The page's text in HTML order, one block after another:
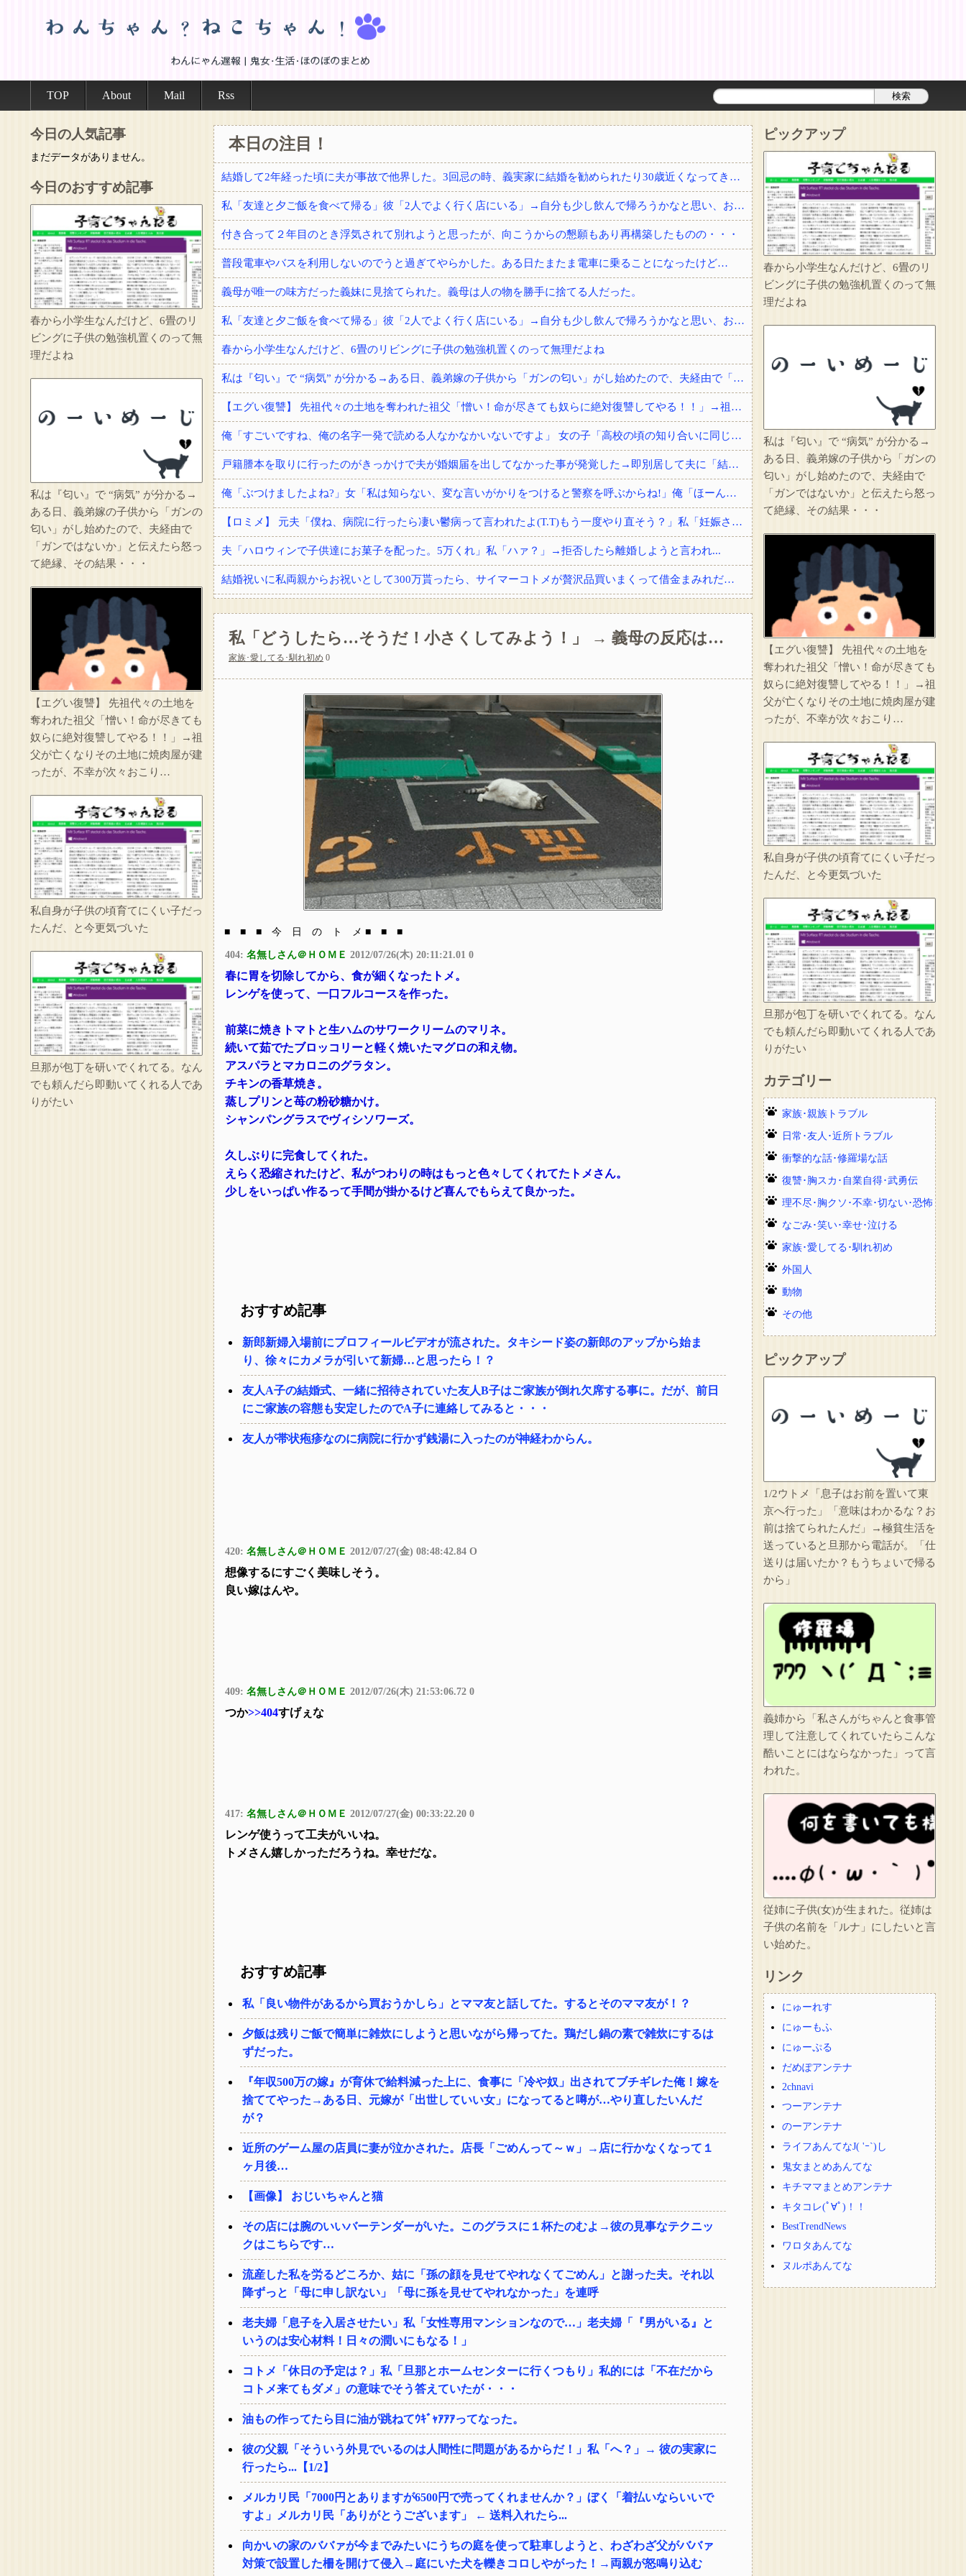
TOP About Mail Rss
今日の人気記事
まだデータがありません。
今日のおすすめ記事
春から小学生なんだけど、6畳のリ
ビングに子供の勉強机置くのって無
理だよね
私は『匂い』で “病気” が分かる→
ある日、義弟嫁の子供から「ガンの
匂い」がし始めたので、夫経由で
「ガンではないか」と伝えたら怒っ
て絶縁、その結果・・・
【エグい復讐】 先祖代々の土地を
奪われた祖父「憎い！命が尽きても
奴らに絶対復讐してやる！！」→祖
父が亡くなりその土地に焼肉屋が建
ったが、不幸が次々おこり…
私自身が子供の頃育てにくい子だっ
たんだ、と今更気づいた
旦那が包丁を研いでくれてる。なん
でも頼んだら即動いてくれる人であ
りがたい
本日の注目！
結婚して2年経った頃に夫が事故で他界した。3回忌の時、義実家に結婚を勧められたり30歳近くなってきて、このままでいいのかなとぼんやり思っていると・・・？
私「友達と夕ご飯を食べて帰る」彼「2人でよく行く店にいる」→自分も少し飲んで帰ろうかなと思い、お店に顔を出したら・・・
付き合って２年目のとき浮気されて別れようと思ったが、向こうからの懇願もあり再構築したものの・・・
普段電車やバスを利用しないのでうと過ぎてやらかした。ある日たまたま電車に乗ることになったけど…
義母が唯一の味方だった義妹に見捨てられた。義母は人の物を勝手に捨てる人だった。
私「友達と夕ご飯を食べて帰る」彼「2人でよく行く店にいる」→自分も少し飲んで帰ろうかなと思い、お店に顔を出したら・・・
春から小学生なんだけど、6畳のリビングに子供の勉強机置くのって無理だよね
私は『匂い』で “病気” が分かる→ある日、義弟嫁の子供から「ガンの匂い」がし始めたので、夫経由で「ガンではないか」と伝えたら怒って絶縁、その結果・・・
【エグい復讐】 先祖代々の土地を奪われた祖父「憎い！命が尽きても奴らに絶対復讐してやる！！」→祖父が亡くなりその土地に焼肉屋が建ったが、不幸が次々おこり…
俺「すごいですね、俺の名字一発で読める人なかなかいないですよ」 女の子「高校の頃の知り合いに同じ名字の人が居まして」
戸籍謄本を取りに行ったのがきっかけで夫が婚姻届を出してなかった事が発覚した→即別居して夫に「結婚詐欺だから訴える！」と伝えたら信じられない...
俺「ぶつけましたよね?」女「私は知らない、変な言いがかりをつけると警察を呼ぶからね!」俺「ほーん」→スーパーの駐車場で当て逃げされた！警察に...
【ロミメ】 元夫「僕ね、病院に行ったら凄い鬱病って言われたよ(T.T)もう一度やり直そう？」私「妊娠させた女子高生はどうなったわけ！？」
夫「ハロウィンで子供達にお菓子を配った。5万くれ」私「ハァ？」→拒否したら離婚しようと言われ...
結婚祝いに私両親からお祝いとして300万貰ったら、サイマーコトメが贅沢品買いまくって借金まみれだから貸してと言ってきた。
手術を受けてドナーから内臓の一つをもらった。すると術後不思議な現象が…家族「気のせいよ」
私の母親はおにぎりは素手で握ってた
ベテラン看護師が若い看護師への指導の仕方で上司に注意されてるのを聞いてしまった
託児ママ「暇でしょー？置いといてくれるだけでいいからー」私（置いとくだけ？）→イラっとしたので…
私「どうしたら…そうだ！小さくしてみよう！」 → 義母の反応は…
家族･愛してる･馴れ初め 0
■ ■ ■ 今 日 の ト メ ■ ■ ■
404: 名無しさん＠ＨＯＭＥ 2012/07/26(木) 20:11:21.01 0
春に胃を切除してから、食が細くなったトメ。
レンゲを使って、一口フルコースを作った。
前菜に焼きトマトと生ハムのサワークリームのマリネ。
続いて茹でたブロッコリーと軽く焼いたマグロの和え物。
アスパラとマカロニのグラタン。
チキンの香草焼き。
蒸しプリンと苺の粉砂糖かけ。
シャンパングラスでヴィシソワーズ。
久しぶりに完食してくれた。
えらく恐縮されたけど、私がつわりの時はもっと色々してくれてたトメさん。
少しをいっぱい作るって手間が掛かるけど喜んでもらえて良かった。
おすすめ記事
新郎新婦入場前にプロフィールビデオが流された。タキシード姿の新郎のアップから始ま
り、徐々にカメラが引いて新婦…と思ったら！？
友人A子の結婚式、一緒に招待されていた友人B子はご家族が倒れ欠席する事に。だが、前日
にご家族の容態も安定したのでA子に連絡してみると・・・
友人が帯状疱疹なのに病院に行かず銭湯に入ったのが神経わからん。
420: 名無しさん＠ＨＯＭＥ 2012/07/27(金) 08:48:42.84 O
想像するにすごく美味しそう。
良い嫁はんや。
409: 名無しさん＠ＨＯＭＥ 2012/07/26(木) 21:53:06.72 0
つか>>404すげぇな
417: 名無しさん＠ＨＯＭＥ 2012/07/27(金) 00:33:22.20 0
レンゲ使うって工夫がいいね。
トメさん嬉しかっただろうね。幸せだな。
おすすめ記事
私「良い物件があるから買おうかしら」とママ友と話してた。するとそのママ友が！？
夕飯は残りご飯で簡単に雑炊にしようと思いながら帰ってた。鶏だし鍋の素で雑炊にするは
ずだった。
『年収500万の嫁』が育休で給料減った上に、食事に「冷や奴」出されてブチギレた俺！嫁を
捨ててやった→ある日、元嫁が「出世していい女」になってると噂が…やり直したいんだ
が？
近所のゲーム屋の店員に妻が泣かされた。店長「ごめんって～ｗ」→店に行かなくなって１
ヶ月後…
【画像】 おじいちゃんと猫
その店には腕のいいバーテンダーがいた。このグラスに１杯たのむよ→彼の見事なテクニッ
クはこちらです…
流産した私を労るどころか、姑に「孫の顔を見せてやれなくてごめん」と謝った夫。それ以
降ずっと「母に申し訳ない」「母に孫を見せてやれなかった」を連呼
老夫婦「息子を入居させたい」私「女性専用マンションなので…」老夫婦「『男がいる』と
いうのは安心材料！日々の潤いにもなる！」
コトメ「休日の予定は？」私「旦那とホームセンターに行くつもり」私的には「不在だから
コトメ来てもダメ」の意味でそう答えていたが・・・
油もの作ってたら目に油が跳ねてｳｷﾞｬｱｱｱってなった。
彼の父親「そういう外見でいるのは人間性に問題があるからだ！」私「へ？」→ 彼の実家に
行ったら...【1/2】
メルカリ民「7000円とありますが6500円で売ってくれませんか？」ぼく「着払いならいいで
すよ」メルカリ民「ありがとうございます」 ← 送料入れたら...
向かいの家のババァが今までみたいにうちの庭を使って駐車しようと、わざわざ父がババァ
対策で設置した柵を開けて侵入→庭にいた犬を轢きコロしやがった！→両親が怒鳴り込む
ピックアップ
春から小学生なんだけど、6畳のリ
ビングに子供の勉強机置くのって無
理だよね
私は『匂い』で “病気” が分かる→
ある日、義弟嫁の子供から「ガンの
匂い」がし始めたので、夫経由で
「ガンではないか」と伝えたら怒っ
て絶縁、その結果・・・
【エグい復讐】 先祖代々の土地を
奪われた祖父「憎い！命が尽きても
奴らに絶対復讐してやる！！」→祖
父が亡くなりその土地に焼肉屋が建
ったが、不幸が次々おこり…
私自身が子供の頃育てにくい子だっ
たんだ、と今更気づいた
旦那が包丁を研いでくれてる。なん
でも頼んだら即動いてくれる人であ
りがたい
カテゴリー
家族･親族トラブル
日常･友人･近所トラブル
衝撃的な話･修羅場な話
復讐･胸スカ･自業自得･武勇伝
理不尽･胸クソ･不幸･切ない･恐怖
なごみ･笑い･幸せ･泣ける
家族･愛してる･馴れ初め
外国人
動物
その他
ピックアップ
1/2ウトメ「息子はお前を置いて東
京へ行った」「意味はわかるな？お
前は捨てられたんだ」→極貧生活を
送っていると旦那から電話が。「仕
送りは届いたか？もうちょいで帰る
から」
義姉から「私さんがちゃんと食事管
理して注意してくれていたらこんな
酷いことにはならなかった」って言
われた。
従姉に子供(女)が生まれた。従姉は
子供の名前を「ルナ」にしたいと言
い始めた。
リンク
にゅーれす
にゅーもふ
にゅーぷる
だめぽアンテナ
2chnavi
つーアンテナ
のーアンテナ
ライフあんてなJ( 'ｰ`)し
鬼女まとめあんてな
キチママまとめアンテナ
キタコレ(ﾟ∀ﾟ)！！
BestTrendNews
ワロタあんてな
ヌルポあんてな